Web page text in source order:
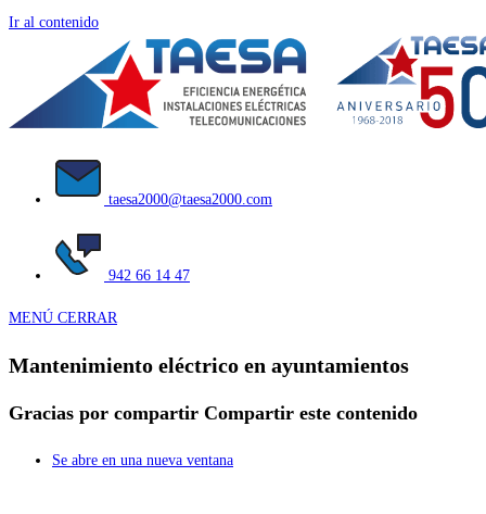
Ir al contenido
taesa2000@taesa2000.com
942 66 14 47
MENÚ CERRAR
Mantenimiento eléctrico en ayuntamientos
Gracias por compartir Compartir este contenido
Se abre en una nueva ventana